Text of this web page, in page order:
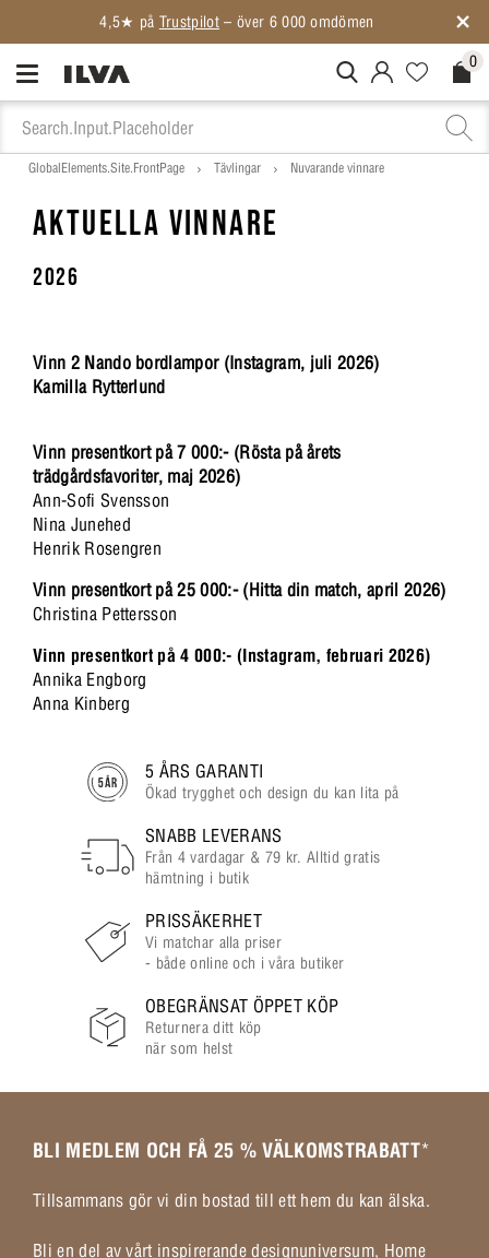
4,5★ på
MitIlva.Login 0
GlobalElements.Site.FrontPage Tävlingar Nuvarande vinnare
AKTUELLA VINNARE
2026
Vinn 2 Nando bordlampor (Instagram, juli 2026)
Kamilla Rytterlund
Vinn presentkort på 7 000:- (Rösta på årets
trädgårdsfavoriter, maj 2026)
Ann-Sofi Svensson
Nina Junehed
Henrik Rosengren
Vinn presentkort på 25 000:- (Hitta din match, april 2026)
Christina Pettersson
Vinn presentkort på 4 000:- (Instagram, februari 2026)
Annika Engborg
Anna Kinberg
5 ÅRS GARANTI
Ökad trygghet och design du kan lita på
SNABB LEVERANS
Från 4 vardagar & 79 kr. Alltid gratis
hämtning i butik
PRISSÄKERHET
Vi matchar alla priser
- både online och i våra butiker
OBEGRÄNSAT ÖPPET KÖP
Returnera ditt köp
när som helst
BLI MEDLEM OCH FÅ 25 % VÄLKOMSTRABATT*
Tillsammans gör vi din bostad till ett hem du kan älska.
Bli en del av vårt inspirerande designuniversum, Home